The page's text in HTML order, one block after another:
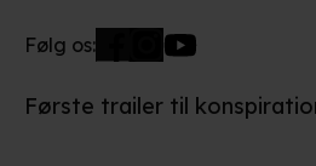
Følg os:
Første trailer til